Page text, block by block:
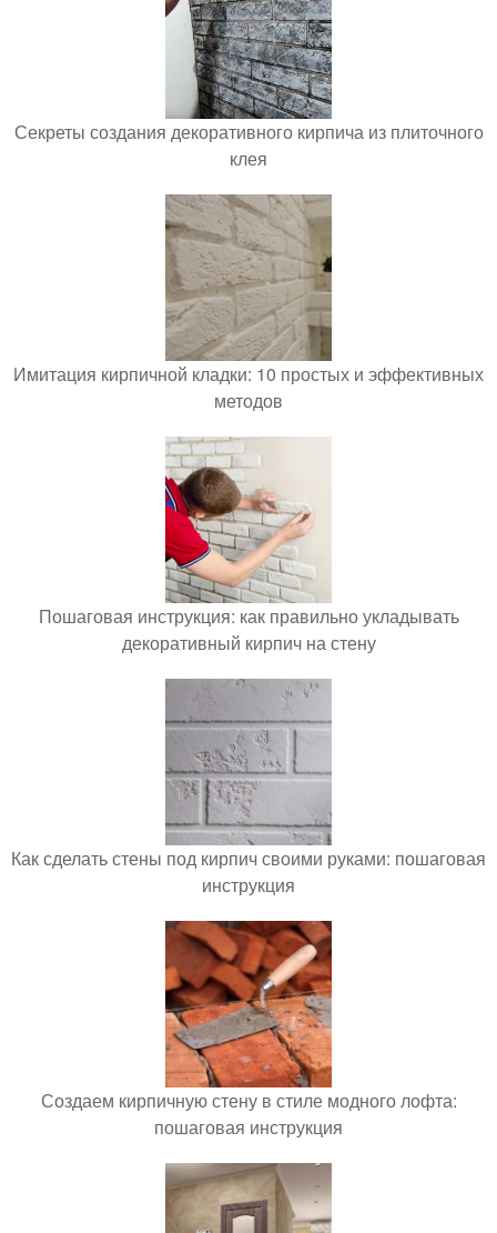
Секреты создания декоративного кирпича из плиточного
клея
Имитация кирпичной кладки: 10 простых и эффективных
методов
Пошаговая инструкция: как правильно укладывать
декоративный кирпич на стену
Как сделать стены под кирпич своими руками: пошаговая
инструкция
Создаем кирпичную стену в стиле модного лофта:
пошаговая инструкция